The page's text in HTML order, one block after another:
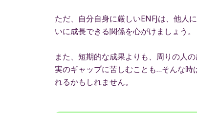
ただ、自分自身に厳しいENFJは、他人
いに成長できる関係を心がけましょう。
また、短期的な成果よりも、周りの人
実のギャップに苦しむことも…そんな時
れるかもしれません。